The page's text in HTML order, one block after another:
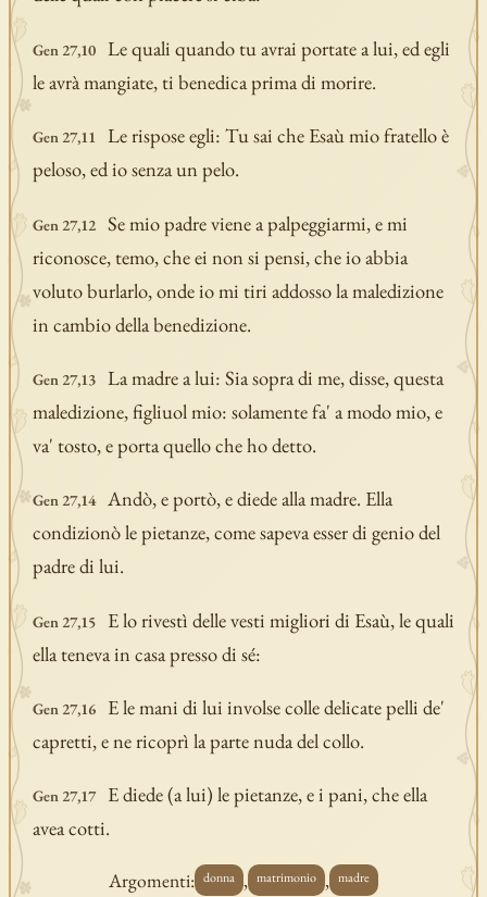
Gen 27,10
Le quali quando tu avrai portate a lui, ed egli
le avrà mangiate, ti benedica prima di morire.
Gen 27,11
Le rispose egli: Tu sai che Esaù mio fratello è
peloso, ed io senza un pelo.
Gen 27,12
Se mio padre viene a palpeggiarmi, e mi
riconosce, temo, che ei non si pensi, che io abbia
voluto burlarlo, onde io mi tiri addosso la maledizione
in cambio della benedizione.
Gen 27,13
La madre a lui: Sia sopra di me, disse, questa
maledizione, figliuol mio: solamente fa' a modo mio, e
va' tosto, e porta quello che ho detto.
Gen 27,14
Andò, e portò, e diede alla madre. Ella
condizionò le pietanze, come sapeva esser di genio del
padre di lui.
Gen 27,15
E lo rivestì delle vesti migliori di Esaù, le quali
ella teneva in casa presso di sé:
Gen 27,16
E le mani di lui involse colle delicate pelli de'
capretti, e ne ricoprì la parte nuda del collo.
Gen 27,17
E diede (a lui) le pietanze, e i pani, che ella
avea cotti.
Argomenti: donna , matrimonio , madre